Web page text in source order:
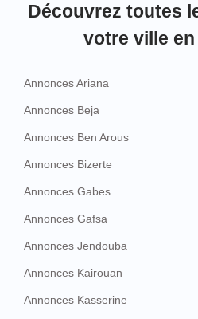
Découvrez toutes
votre ville en
Annonces Ariana
Annonces Beja
Annonces Ben Arous
Annonces Bizerte
Annonces Gabes
Annonces Gafsa
Annonces Jendouba
Annonces Kairouan
Annonces Kasserine